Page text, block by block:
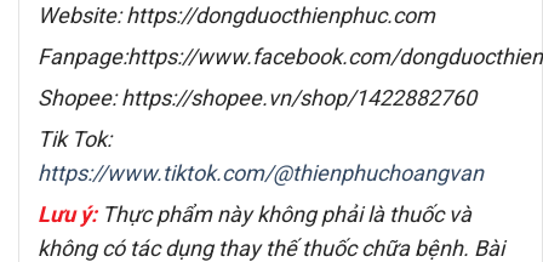
Website: https://dongduocthienphuc.com
Fanpage:https://www.facebook.com/
Shopee: https://shopee.vn/shop/1422882760
Tik Tok:
https://www.tiktok.com/@thienphuchoangvan
Lưu ý:Thực phẩm này không phải là thuốc và
không có tác dụng thay thế thuốc chữa bệnh. Bài